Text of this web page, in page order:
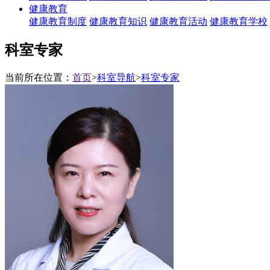
健康教育
健康教育制度 健康教育知识 健康教育活动 健康教育学校
科室专家
当前所在位置： 首页>科室导航>科室专家